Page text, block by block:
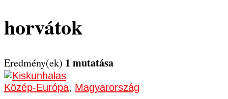
horvátok
Eredmény(ek) 1 mutatása
Közép-Európa, Magyarország